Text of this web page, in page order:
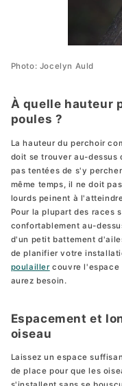
Photo: Jocelyn Auld
À quelle hauteur
poules ?
La hauteur du perchoir
doit se trouver au-dessus
pas tentées de s'y
même temps, il ne doit
lourds peinent à
Pour la plupart des races
confortablement au-
d'un petit battement
de planifier votre
poulaillercouvre l'espace
aurez besoin.
Espacement et
oiseau
Laissez un espace
de place pour que les